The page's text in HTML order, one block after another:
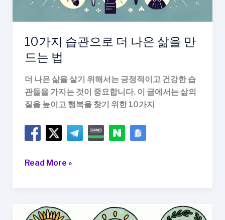
소
게
만
어
줄
까
10가지 습관으로 더 나은 삶을 만
드는 법
더 나은 삶을 살기 위해서는 긍정적이고 건강한 습
관들을 가지는 것이 중요합니다. 이 글에서는 삶의
질을 높이고 행복을 찾기 위한 10가지
10
관
Read More »